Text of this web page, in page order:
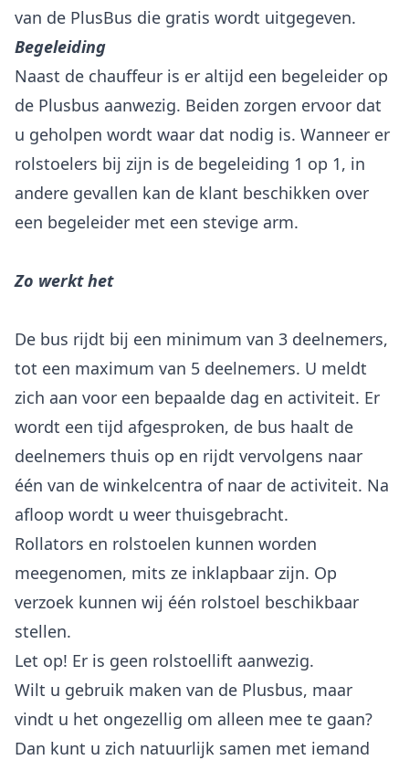
Begeleiding
Naast de chauffeur is er altijd een begeleider op
de Plusbus aanwezig. Beiden zorgen ervoor dat
u geholpen wordt waar dat nodig is. Wanneer er
rolstoelers bij zijn is de begeleiding 1 op 1, in
andere gevallen kan de klant beschikken over
een begeleider met een stevige arm.
Zo werkt het
De bus rijdt bij een minimum van 3 deelnemers,
tot een maximum van 5 deelnemers. U meldt
zich aan voor een bepaalde dag en activiteit. Er
wordt een tijd afgesproken, de bus haalt de
deelnemers thuis op en rijdt vervolgens naar
één van de winkelcentra of naar de activiteit. Na
afloop wordt u weer thuisgebracht.
Rollators en rolstoelen kunnen worden
meegenomen, mits ze inklapbaar zijn. Op
verzoek kunnen wij één rolstoel beschikbaar
stellen.
Let op! Er is geen rolstoellift aanwezig.
Wilt u gebruik maken van de Plusbus, maar
vindt u het ongezellig om alleen mee te gaan?
Dan kunt u zich natuurlijk samen met iemand